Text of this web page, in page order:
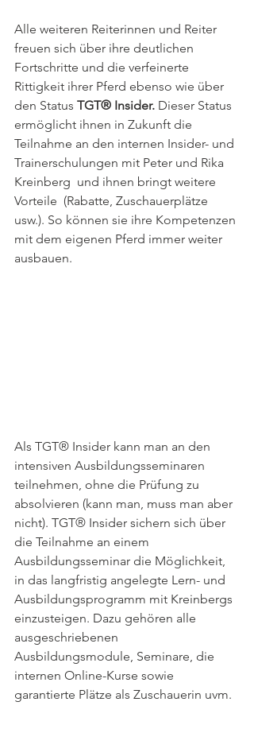
Alle weiteren Reiterinnen und Reiter
freuen sich über ihre deutlichen
Fortschritte und die verfeinerte
Rittigkeit ihrer Pferd ebenso wie über
den Status TGT® Insider. Dieser Status
ermöglicht ihnen in Zukunft die
Teilnahme an den internen Insider- und
Trainerschulungen mit Peter und Rika
Kreinberg  und ihnen bringt weitere
Vorteile  (Rabatte, Zuschauerplätze
usw.). So können sie ihre Kompetenzen
mit dem eigenen Pferd immer weiter
ausbauen.
Als TGT® Insider kann man an den
intensiven Ausbildungsseminaren
teilnehmen, ohne die Prüfung zu
absolvieren (kann man, muss man aber
nicht). TGT® Insider sichern sich über
die Teilnahme an einem
Ausbildungsseminar die Möglichkeit,
in das langfristig angelegte Lern- und
Ausbildungsprogramm mit Kreinbergs
einzusteigen. Dazu gehören alle
ausgeschriebenen
Ausbildungsmodule, Seminare, die
internen Online-Kurse sowie
garantierte Plätze als Zuschauerin uvm.